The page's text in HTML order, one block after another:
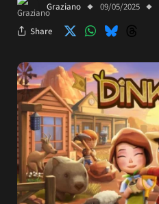
Graziano 09/05/2025
Share